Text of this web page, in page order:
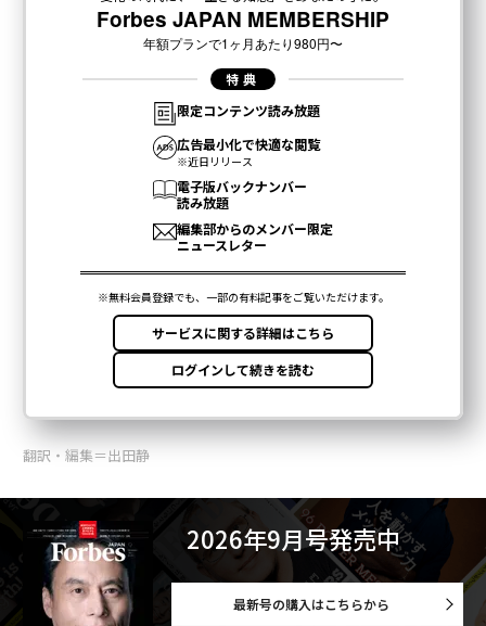
翻訳・編集＝出田静
2026年9月号発売中
最新号の購入はこちらから